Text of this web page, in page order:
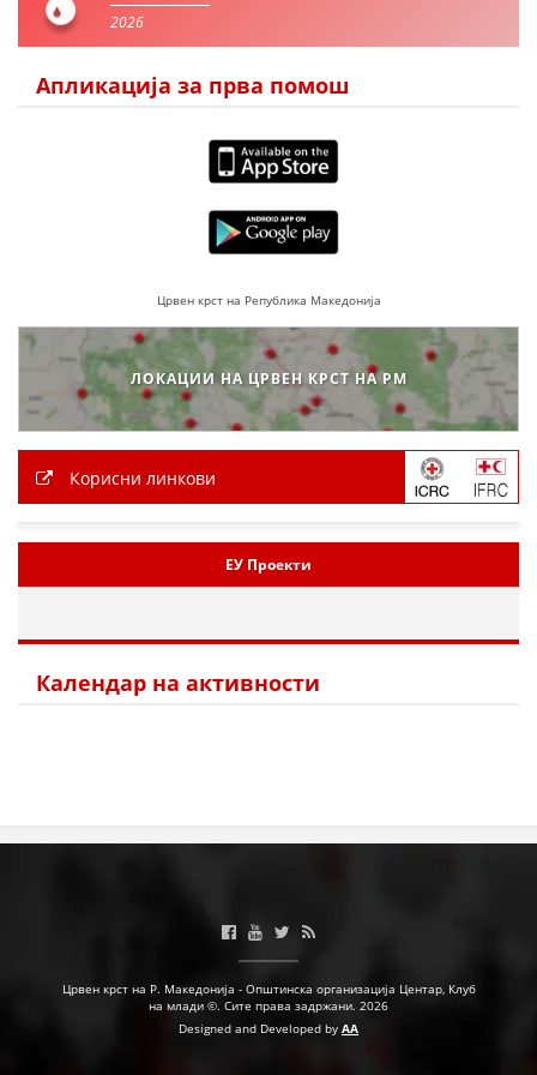
2026
Апликација за прва помош
Црвен крст на Република Македонија
ЛОКАЦИИ НА ЦРВЕН КРСТ НА РМ
Корисни линкови
ЕУ Проекти
Календар на активности
Црвен крст на Р. Македонија - Општинска организација Центар, Клуб
на млади ©. Сите права задржани. 2026
Designed and Developed by AA